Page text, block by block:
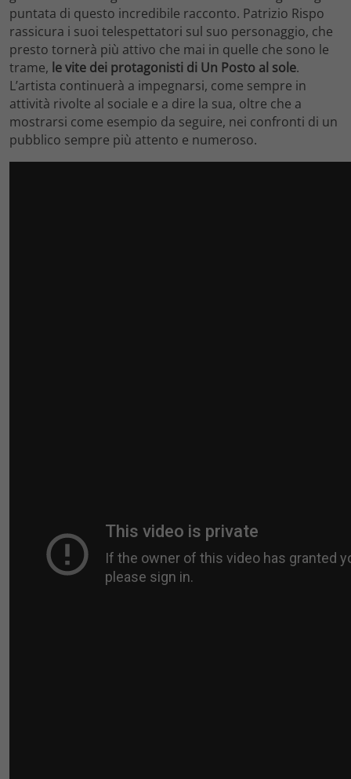
puntata di questo incredibile racconto. Patrizio Rispo
rassicura i suoi telespettatori sul suo personaggio, che
presto tornerà più attivo che mai in quelle che sono le
trame, le vite dei protagonisti di Un Posto al sole.
L’artista continuerà a impegnarsi, come sempre in
attività rivolte al sociale e a dire la sua, oltre che a
mostrarsi come esempio da seguire, nei confronti di un
pubblico sempre più attento e numeroso.